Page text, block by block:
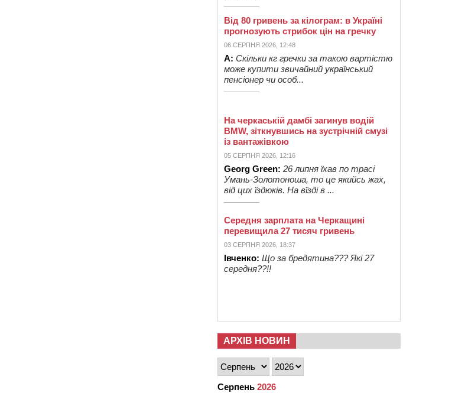
Від 80 гривень за кілограм: в Україні
прогнозують стрибок цін на гречку
06 СЕРПНЯ 2026, 12:48
А: Скільки кг гречки за такою вартістю
може купити звичайний український
пенсіонер чи особ...
На черкаській дамбі загинув водій
BMW, зіткнувшись на зустрічній смузі
із вантажівкою
05 СЕРПНЯ 2026, 12:16
Georg Green: 26 липня їхав по трасі
Умань-Золотоноша, то це якийсь жах,
від цих їздюків. На вїзді в ...
Середня зарплата на Черкащині
перевищила 27 тисяч гривень
03 СЕРПНЯ 2026, 18:37
Івченко: Що за бредятина??? Які 27
середня??!!
АРХІВ НОВИН
Серпень 2026